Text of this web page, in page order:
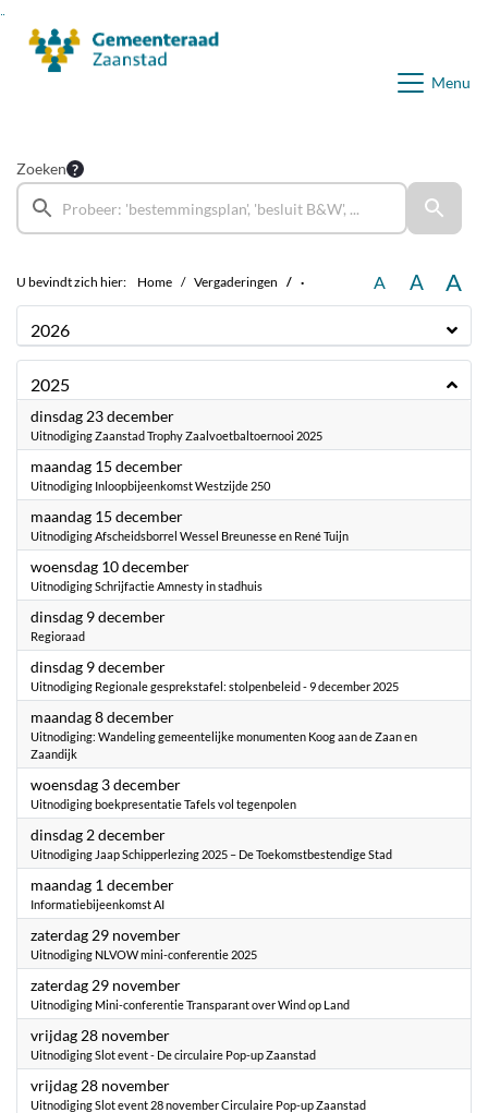
Menu
Zoeken
U bevindt zich hier: Home Vergaderingen · A A A
2026
2025
dinsdag 23 december2025
Uitnodiging Zaanstad Trophy Zaalvoetbaltoernooi 2025
maandag 15 december2025
Uitnodiging Inloopbijeenkomst Westzijde 250
maandag 15 december2025
Uitnodiging Afscheidsborrel Wessel Breunesse en René Tuijn
woensdag 10 december2025
Uitnodiging Schrijfactie Amnesty in stadhuis
dinsdag 9 december2025
Regioraad
dinsdag 9 december2025
Uitnodiging Regionale gesprekstafel: stolpenbeleid - 9 december 2025
maandag 8 december2025
Uitnodiging: Wandeling gemeentelijke monumenten Koog aan de Zaan en
Zaandijk
woensdag 3 december2025
Uitnodiging boekpresentatie Tafels vol tegenpolen
dinsdag 2 december2025
Uitnodiging Jaap Schipperlezing 2025 – De Toekomstbestendige Stad
maandag 1 december2025
Informatiebijeenkomst AI
zaterdag 29 november2025
Uitnodiging NLVOW mini-conferentie 2025
zaterdag 29 november2025
Uitnodiging Mini-conferentie Transparant over Wind op Land
vrijdag 28 november2025
Uitnodiging Slot event - De circulaire Pop-up Zaanstad
vrijdag 28 november2025
Uitnodiging Slot event 28 november Circulaire Pop-up Zaanstad